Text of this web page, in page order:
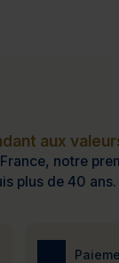
aux
notre
plus de 40 ans.